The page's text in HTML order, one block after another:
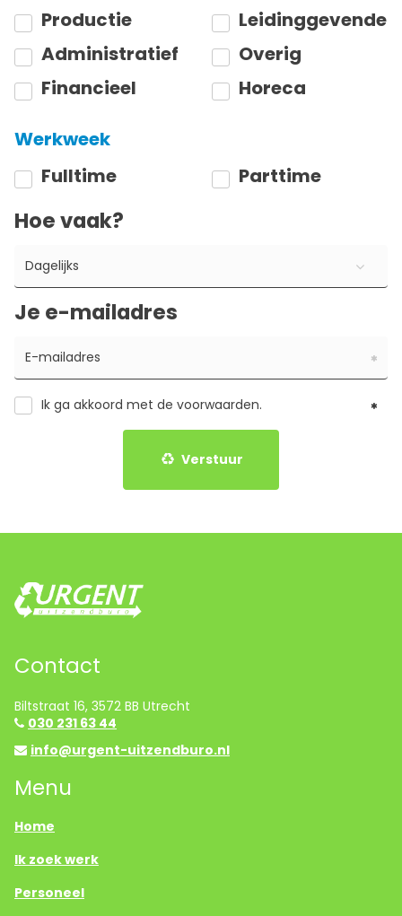
Productie
Leidinggevende
Administratief
Overig
Financieel
Horeca
Werkweek
Fulltime
Parttime
Hoe vaak?
Dagelijks
Je e-mailadres
Ik ga akkoord met de voorwaarden.
Verstuur
Contact
Biltstraat 16, 3572 BB Utrecht
030 231 63 44
info@urgent-uitzendburo.nl
Menu
Home
Ik zoek werk
Personeel